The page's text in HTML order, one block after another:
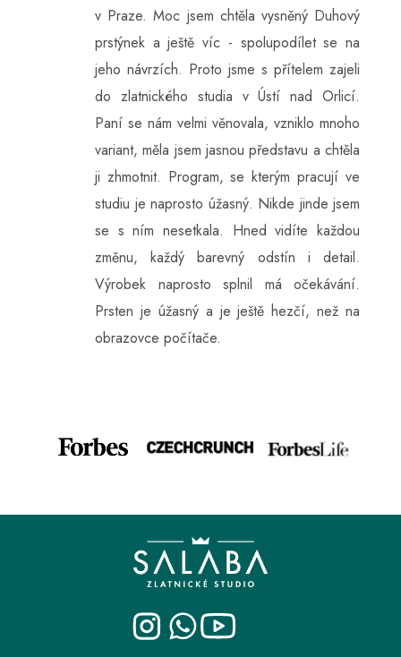
v Praze. Moc jsem chtěla vysněný Duhový
prstýnek a ještě víc - spolupodílet se na
jeho návrzích. Proto jsme s přítelem zajeli
do zlatnického studia v Ústí nad Orlicí.
Paní se nám velmi věnovala, vzniklo mnoho
variant, měla jsem jasnou představu a chtěla
ji zhmotnit. Program, se kterým pracují ve
studiu je naprosto úžasný. Nikde jinde jsem
se s ním nesetkala. Hned vidíte každou
změnu, každý barevný odstín i detail.
Výrobek naprosto splnil má očekávání.
Prsten je úžasný a je ještě hezčí, než na
obrazovce počítače.